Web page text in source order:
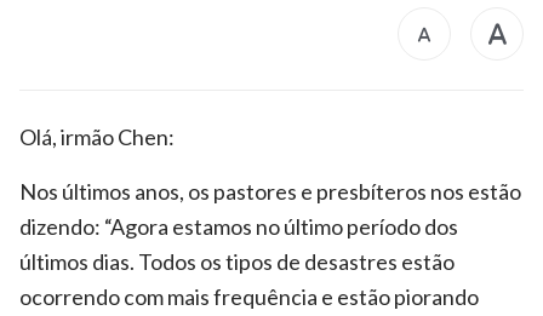
Olá, irmão Chen:
Nos últimos anos, os pastores e presbíteros nos estão
dizendo: “Agora estamos no último período dos
últimos dias. Todos os tipos de desastres estão
ocorrendo com mais frequência e estão piorando